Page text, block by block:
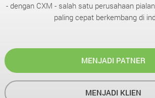
- dengan CXM - salah satu perusahaan
paling cepat berkembang di
MENJADI PATNER
MENJADI KLIEN